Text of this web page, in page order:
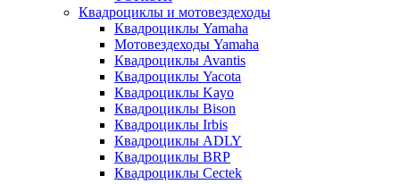
Квадроциклы и мотовездеходы
Квадроциклы Yamaha
Мотовездеходы Yamaha
Квадроциклы Avantis
Квадроциклы Yacota
Квадроциклы Kayo
Квадроциклы Bison
Квадроциклы Irbis
Квадроциклы ADLY
Квадроциклы BRP
Квадроциклы Cectek